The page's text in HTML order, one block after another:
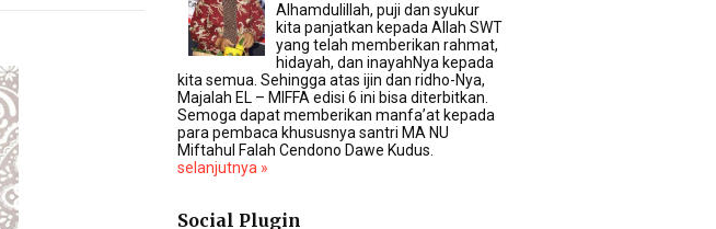
Alhamdulillah, puji dan syukur
kita panjatkan kepada Allah SWT
yang telah memberikan rahmat,
hidayah, dan inayahNya kepada
kita semua. Sehingga atas ijin dan ridho-Nya,
Majalah EL – MIFFA edisi 6 ini bisa diterbitkan.
Semoga dapat memberikan manfa’at kepada
para pembaca khususnya santri MA NU
Miftahul Falah Cendono Dawe Kudus.
selanjutnya »
Social Plugin